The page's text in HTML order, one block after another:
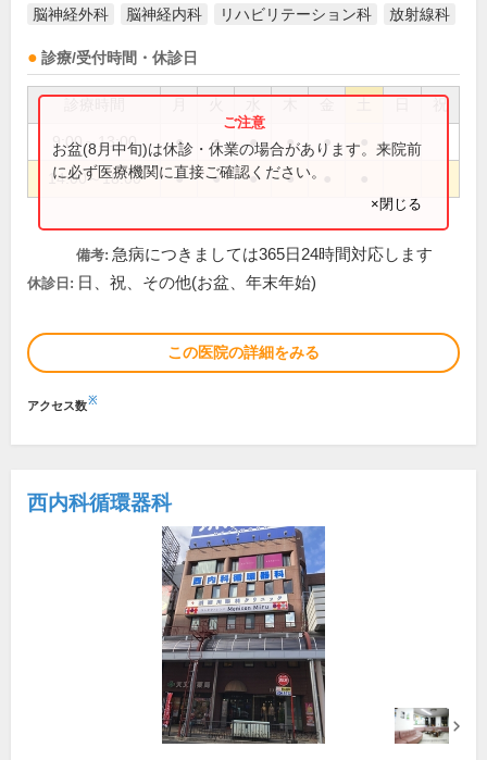
脳神経外科 脳神経内科 リハビリテーション科 放射線科
診療/受付時間・休診日
祝
9:00～13:00 ● ● ● ● ●
14:00～18:00 ● ● ● ●
お盆(8月中旬)は休診・休業の場合があります。来院前
に必ず医療機関に直接ご確認ください。
×閉じる
備考: 急病につきましては365日24時間対応します
休診日: 日、祝、その他(お盆、年末年始)
この医院の詳細をみる
アクセス数※
西内科循環器科